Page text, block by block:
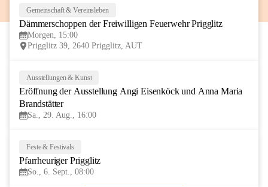
Gemeinschaft & Vereinsleben
Dämmerschoppen der Freiwilligen Feuerwehr Prigglitz
Morgen, 15:00
Prigglitz 39, 2640 Prigglitz, AUT
AUG
Ausstellungen & Kunst
Eröffnung der Ausstellung Angi Eisenköck und Anna Maria
Brandstätter
Sa., 29. Aug., 16:00
Feste & Festivals
Pfarrheuriger Prigglitz
So., 6. Sept., 08:00